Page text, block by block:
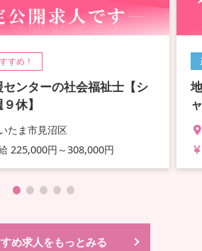
すめ！
ンターの社会福祉士【シ
休】
たま市見沼区
225,000円～308,000円
め求人をもっとみる